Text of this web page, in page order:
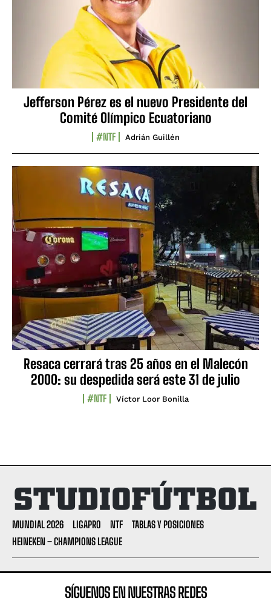
Jefferson Pérez es el nuevo Presidente del
Comité Olímpico Ecuatoriano
#NTF Adrián Guillén
Resaca cerrará tras 25 años en el Malecón
2000: su despedida será este 31 de julio
#NTF Víctor Loor Bonilla
MUNDIAL 2026 LIGAPRO NTF
TABLAS Y POSICIONES
HEINEKEN – CHAMPIONS LEAGUE
SÍGUENOS EN NUESTRAS REDES